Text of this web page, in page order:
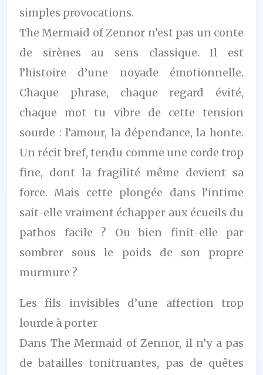
simples provocations.
The Mermaid of Zennor n’est pas un conte
de sirènes au sens classique. Il est
l’histoire d’une noyade émotionnelle.
Chaque phrase, chaque regard évité,
chaque mot tu vibre de cette tension
sourde : l’amour, la dépendance, la honte.
Un récit bref, tendu comme une corde trop
fine, dont la fragilité même devient sa
force. Mais cette plongée dans l’intime
sait-elle vraiment échapper aux écueils du
pathos facile ? Ou bien finit-elle par
sombrer sous le poids de son propre
murmure ?
Les fils invisibles d’une affection trop
lourde à porter
Dans The Mermaid of Zennor, il n’y a pas
de batailles tonitruantes, pas de quêtes